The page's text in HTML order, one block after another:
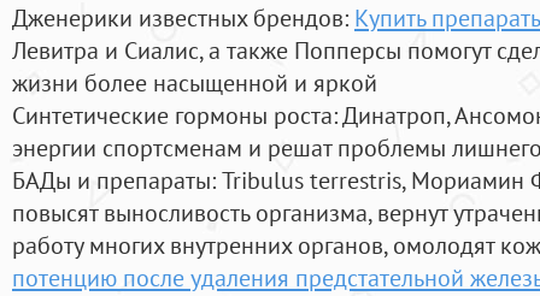
Дженерики известных брендов: Купить
Левитра и Сиалис, а также Попперсы помогут
жизни более насыщенной и яркой
Синтетические гормоны роста: Динатроп,
энергии спортсменам и решат проблемы
БАДы и препараты:Tribulus terrestris, Мориамин
повысят выносливость организма, вернут
работу многих внутренних органов, омолодят
потенцию после удаления предстательной